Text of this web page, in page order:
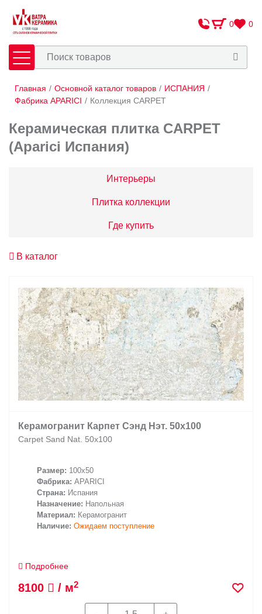
0 0
Плитка Сантехника
Оплата и доставка
Сотрудничество
Адреса салонов
+7 (495) 532-06-30 internet@kdv.ru
Заказать звонок
Главная / Основной каталог товаров / ИСПАНИЯ /
Фабрика APARICI / Коллекция CARPET
Керамическая плитка CARPET
(Aparici Испания)
Интерьеры
Плитка коллекции
Где купить
В каталог
Керамогранит Карпет Сэнд Нэт. 50х100
Carpet Sand Nat. 50х100
Размер: 100x50
Фабрика: APARICI
Страна: Испания
Назначение: Напольная
Материал: Керамогранит
Наличие: Ожидаем поступление
Подробнее
8100 / м2